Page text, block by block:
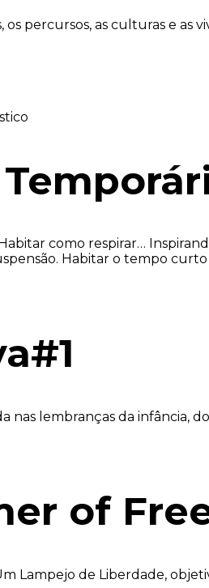
os percursos, as culturas e
como respirar…
Habitar o tempo
nas lembranças da infância,
of
Lampejo de Liberdade,